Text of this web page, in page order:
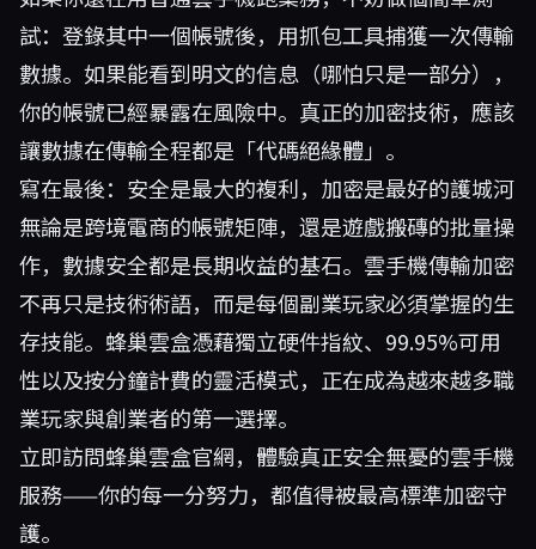
試：登錄其中一個帳號後，用抓包工具捕獲一次傳輸
數據。如果能看到明文的信息（哪怕只是一部分），
你的帳號已經暴露在風險中。真正的加密技術，應該
讓數據在傳輸全程都是「代碼絕緣體」。
寫在最後：安全是最大的複利，加密是最好的護城河
無論是跨境電商的帳號矩陣，還是遊戲搬磚的批量操
作，數據安全都是長期收益的基石。雲手機傳輸加密
不再只是技術術語，而是每個副業玩家必須掌握的生
存技能。蜂巢雲盒憑藉獨立硬件指紋、99.95%可用
性以及按分鐘計費的靈活模式，正在成為越來越多職
業玩家與創業者的第一選擇。
立即訪問蜂巢雲盒官網，體驗真正安全無憂的雲手機
服務——你的每一分努力，都值得被最高標準加密守
護。